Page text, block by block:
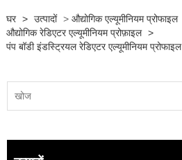
घर > उत्पादों > औद्योगिक एल्यूमीनियम प्रोफाइल
औद्योगिक रेडिएटर एल्यूमीनियम प्रोफ़ाइल >
पंप बॉडी इंडस्ट्रियल रेडिएटर एल्यूमीनियम प्रोफाइल